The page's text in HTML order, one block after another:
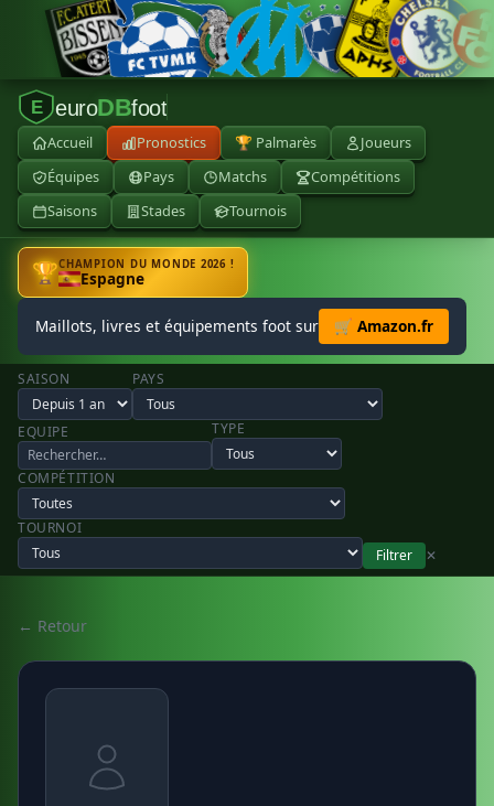
E euroDBfoot
Accueil Pronostics 🏆 Palmarès
Joueurs
Équipes
Pays Matchs
Compétitions
Saisons
Stades Tournois
🏆CHAMPION DU MONDE 2026 !
Espagne
Maillots, livres et équipements foot sur 🛒 Amazon.fr
SAISON PAYS
EQUIPE TYPE
COMPÉTITION
TOURNOI
Filtrer
✕
← Retour